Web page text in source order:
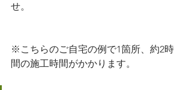
せ。
※こちらのご自宅の例で1箇所、約2時
間の施工時間がかかります。